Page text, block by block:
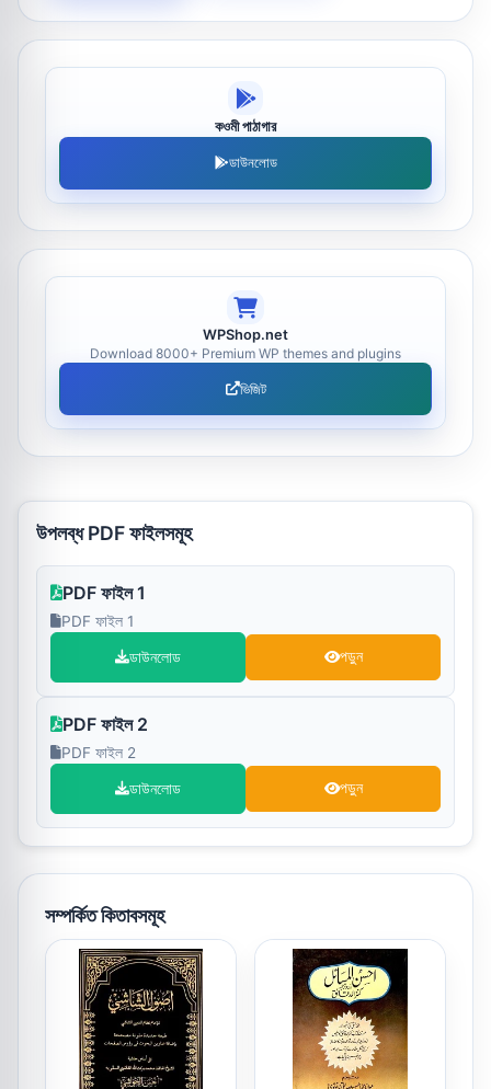
কওমী পাঠাগার
ডাউনলোড
WPShop.net
Download 8000+ Premium WP themes and plugins
ভিজিট
উপলব্ধ PDF ফাইলসমূহ
PDF ফাইল 1
PDF ফাইল 1
ডাউনলোড পড়ুন
PDF ফাইল 2
PDF ফাইল 2
ডাউনলোড পড়ুন
সম্পর্কিত কিতাবসমূহ